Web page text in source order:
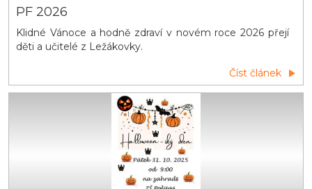
PF 2026
Klidné Vánoce a hodně zdraví v novém roce 2026 přejí
děti a učitelé z Ležákovky.
Číst článek